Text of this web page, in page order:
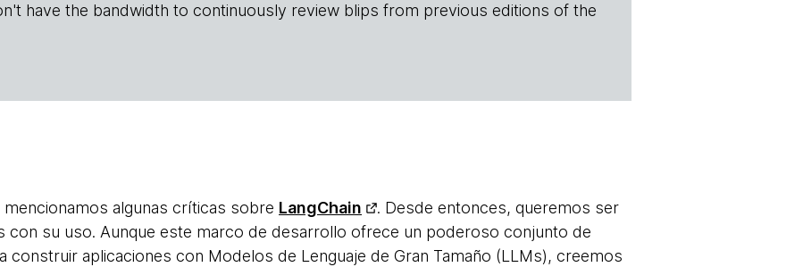
have the bandwidth to continuously review blips from previous editions of the
mencionamos algunas críticas sobre LangChain
. Desde entonces, queremos ser
con su uso. Aunque este marco de desarrollo ofrece un poderoso conjunto de
construir aplicaciones con Modelos de Lenguaje de Gran Tamaño (LLMs), creemos